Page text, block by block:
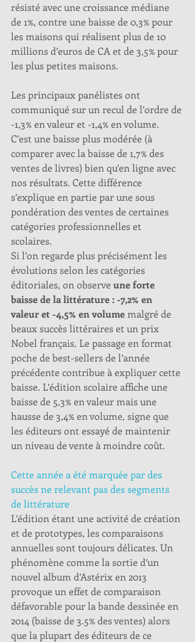
résisté avec une croissance médiane
de 1%, contre une baisse de 0,3% pour
les maisons qui réalisent plus de 10
millions d’euros de CA et de 3,5% pour
les plus petites maisons.
Les principaux panélistes ont
communiqué sur un recul de l’ordre de
-1,3% en valeur et -1,4% en volume.
C’est une baisse plus modérée (à
comparer avec la baisse de 1,7% des
ventes de livres) bien qu’en ligne avec
nos résultats. Cette différence
s’explique en partie par une sous
pondération des ventes de certaines
catégories professionnelles et
scolaires.
Si l’on regarde plus précisément les
évolutions selon les catégories
éditoriales, on observe une forte
baisse de la littérature : -7,2% en
valeur et -4,5% en volume malgré de
beaux succès littéraires et un prix
Nobel français. Le passage en format
poche de best-sellers de l’année
précédente contribue à expliquer cette
baisse. L’édition scolaire affiche une
baisse de 5,3% en valeur mais une
hausse de 3,4% en volume, signe que
les éditeurs ont essayé de maintenir
un niveau de vente à moindre coût.
Cette année a été marquée par des
succès ne relevant pas des segments
de littérature
L’édition étant une activité de création
et de prototypes, les comparaisons
annuelles sont toujours délicates. Un
phénomène comme la sortie d’un
nouvel album d’Astérix en 2013
provoque un effet de comparaison
défavorable pour la bande dessinée en
2014 (baisse de 3.5% des ventes) alors
que la plupart des éditeurs de ce